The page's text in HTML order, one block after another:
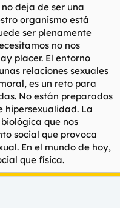
deja de ser una
organismo está
ser plenamente
no nos
placer. El entorno
relaciones sexuales
es un reto para
No están preparados
hipersexualidad. La
que nos
social que provoca
En el mundo de hoy,
que física.